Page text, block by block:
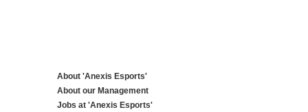
About 'Anexis Esports'
About our Management
Jobs at 'Anexis Esports'